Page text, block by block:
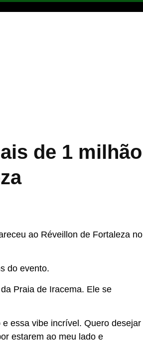
de 1 milhão
ao Réveillon de Fortaleza no
do evento.
Praia de Iracema. Ele se
essa vibe incrível. Quero desejar
estarem ao meu lado e